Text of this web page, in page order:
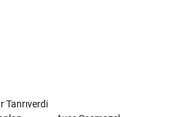
Tanrıverdi